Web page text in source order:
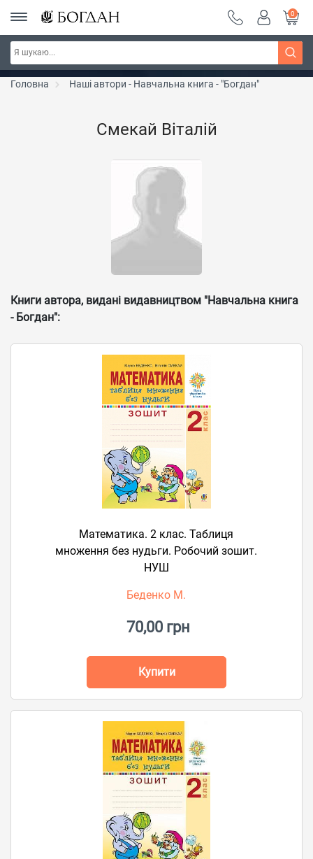
РОЗПРОДАЖ ~ 150 грн ~ 200 грн ~ 250 грн ~
300 грн ~ РОЗПРОДАЖ
Дізнатись більше
0
Головна Наші автори - Навчальна книга - "Богдан"
Смекай Віталій
Книги автора, видані видавництвом "Навчальна книга
- Богдан":
Математика. 2 клас. Таблиця
множення без нудьги. Робочий зошит.
НУШ
Беденко М.
70,00 грн
Купити